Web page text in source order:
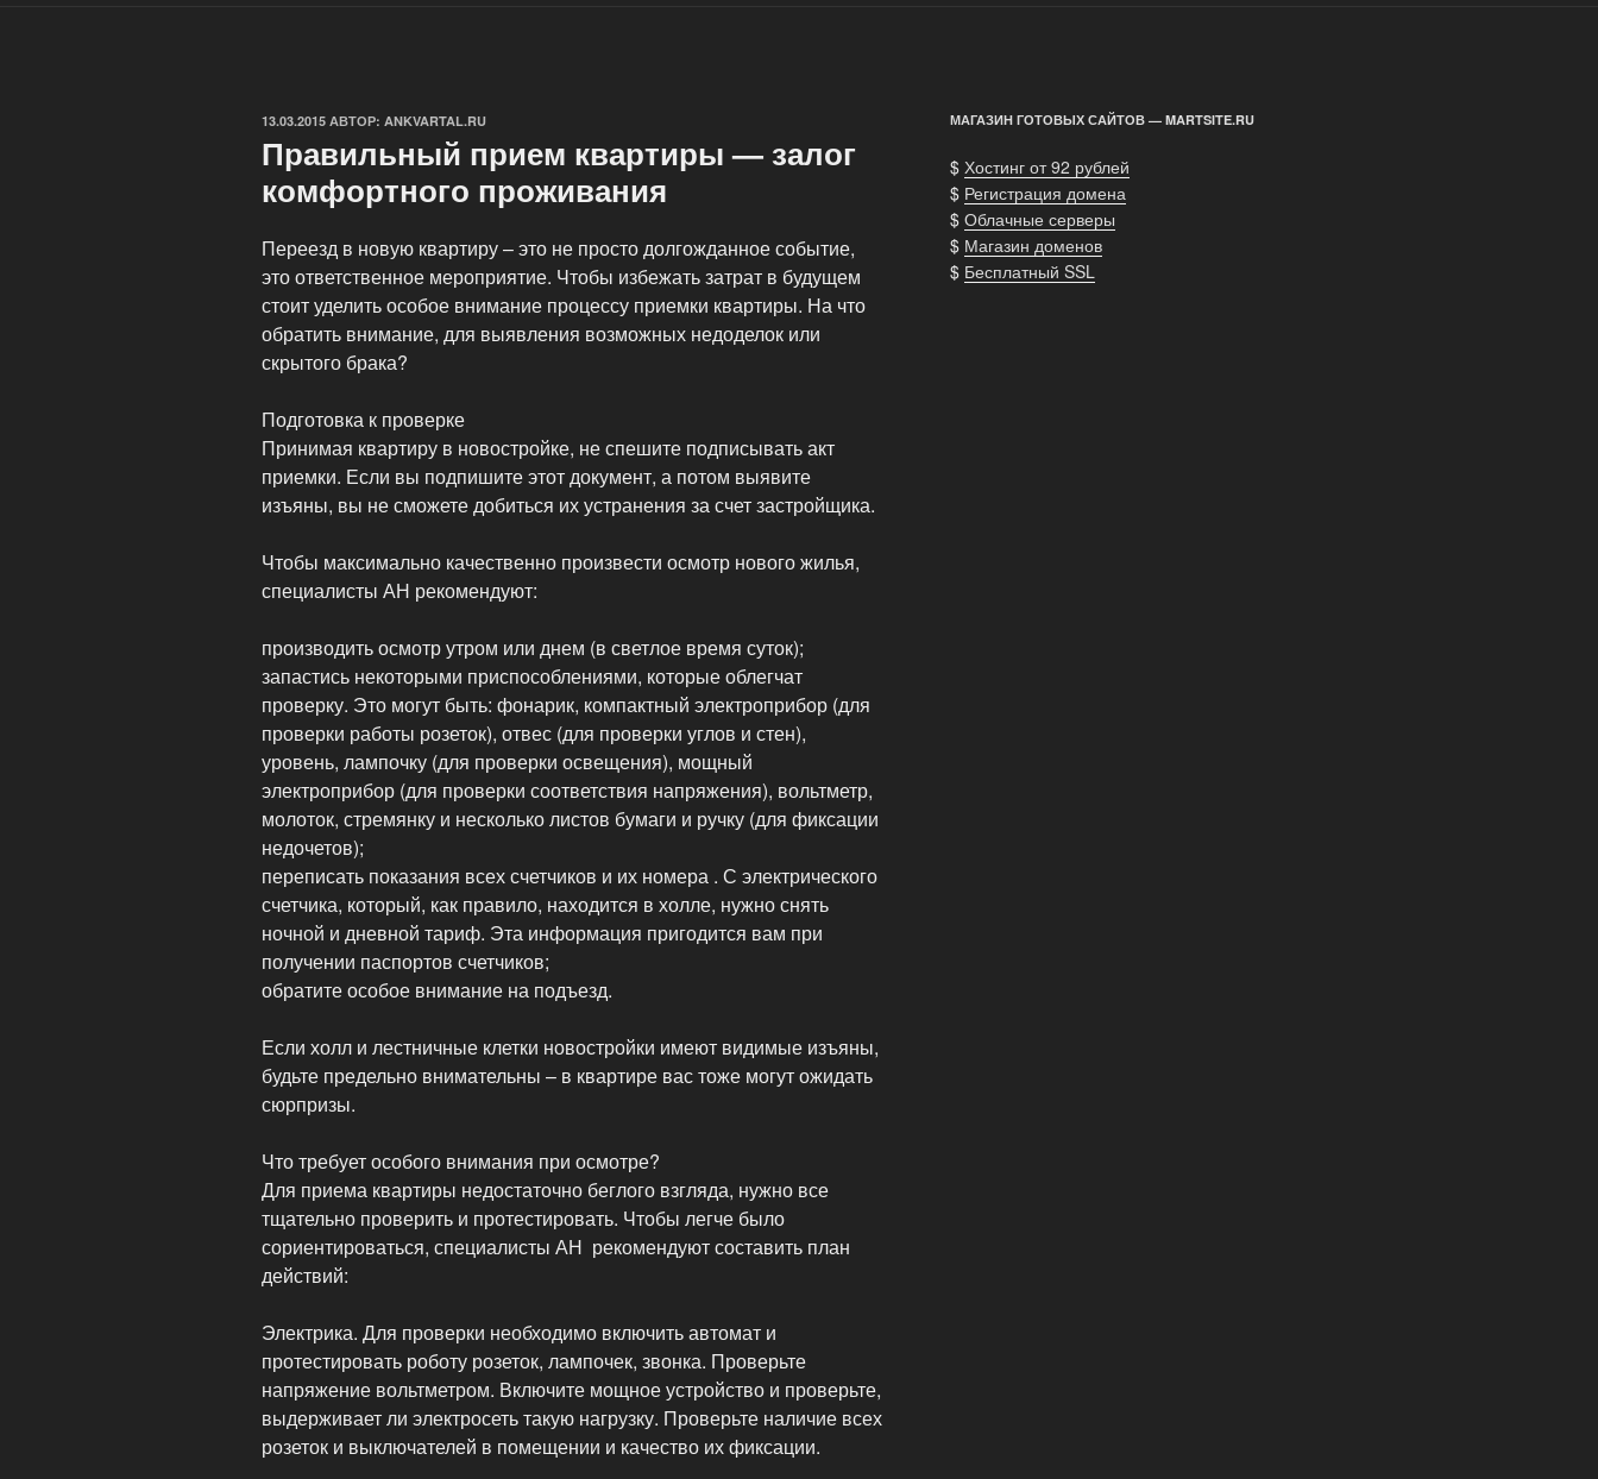
ОПУБЛИКОВАНО
13.03.2015 АВТОР: ANKVARTAL.RU
Правильный прием квартиры — залог
комфортного проживания
Переезд в новую квартиру – это не просто долгожданное событие,
это ответственное мероприятие. Чтобы избежать затрат в будущем
стоит уделить особое внимание процессу приемки квартиры. На что
обратить внимание, для выявления возможных недоделок или
скрытого брака?
Подготовка к проверке
Принимая квартиру в новостройке, не спешите подписывать акт
приемки. Если вы подпишите этот документ, а потом выявите
изъяны, вы не сможете добиться их устранения за счет застройщика.
Чтобы максимально качественно произвести осмотр нового жилья,
специалисты АН рекомендуют:
производить осмотр утром или днем (в светлое время суток);
запастись некоторыми приспособлениями, которые облегчат
проверку. Это могут быть: фонарик, компактный электроприбор (для
проверки работы розеток), отвес (для проверки углов и стен),
уровень, лампочку (для проверки освещения), мощный
электроприбор (для проверки соответствия напряжения), вольтметр,
молоток, стремянку и несколько листов бумаги и ручку (для фиксации
недочетов);
переписать показания всех счетчиков и их номера . С электрического
счетчика, который, как правило, находится в холле, нужно снять
ночной и дневной тариф. Эта информация пригодится вам при
получении паспортов счетчиков;
обратите особое внимание на подъезд.
Если холл и лестничные клетки новостройки имеют видимые изъяны,
будьте предельно внимательны – в квартире вас тоже могут ожидать
сюрпризы.
Что требует особого внимания при осмотре?
Для приема квартиры недостаточно беглого взгляда, нужно все
тщательно проверить и протестировать. Чтобы легче было
сориентироваться, специалисты АН рекомендуют составить план
действий:
Электрика. Для проверки необходимо включить автомат и
протестировать роботу розеток, лампочек, звонка. Проверьте
напряжение вольтметром. Включите мощное устройство и проверьте,
выдерживает ли электросеть такую нагрузку. Проверьте наличие всех
розеток и выключателей в помещении и качество их фиксации.
МАГАЗИН ГОТОВЫХ САЙТОВ — MARTSITE.RU
$ Хостинг от 92 рублей
$ Регистрация домена
$ Облачные серверы
$ Магазин доменов
$ Бесплатный SSL